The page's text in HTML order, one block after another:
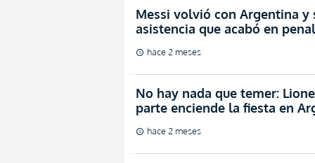
Messi volvió con Argentina y
asistencia que acabó en
schedule hace 2 meses
No hay nada que temer:
parte enciende la fiesta en
schedule hace 2 meses